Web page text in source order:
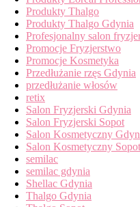
Produkty Thalgo
Produkty Thalgo Gdynia
Profesjonalny salon
Promocje Fryzjerstwo
Promocje Kosmetyka
Przedłużanie rzęs Gdynia
przedłużanie włosów
retix
Salon Fryzjerski Gdynia
Salon Fryzjerski Sopot
Salon Kosmetyczny
Salon Kosmetyczny Sopot
semilac
semilac gdynia
Shellac Gdynia
Thalgo Gdynia